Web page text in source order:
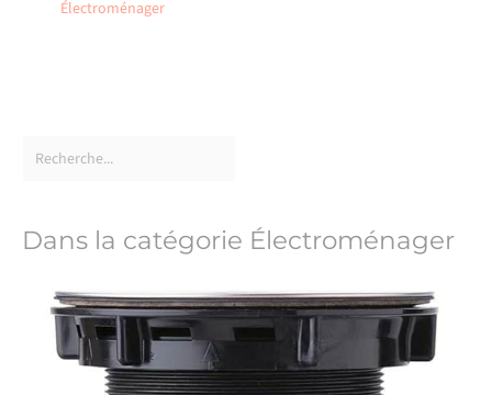
Électroménager
Dans la catégorie Électroménager